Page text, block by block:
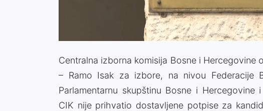
Centralna izborna komisija Bosne i Hercegovine
– Ramo Isak za izbore, na nivou
Parlamentarnu skupštinu Bosne i Hercegovine
CIK nije prihvatio dostavljene potpise za